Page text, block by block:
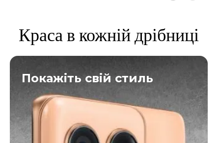
Краса в кожній дрібниці
Покажіть свій стиль